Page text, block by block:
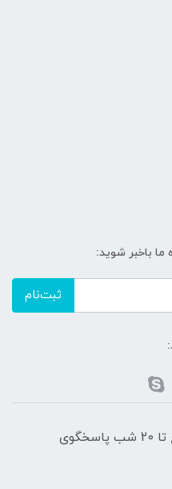
باخبر شوید:
ثبت‌نام
هفت روز هفته، از ساعت 8 صبح تا 20 شب پاسخگوی